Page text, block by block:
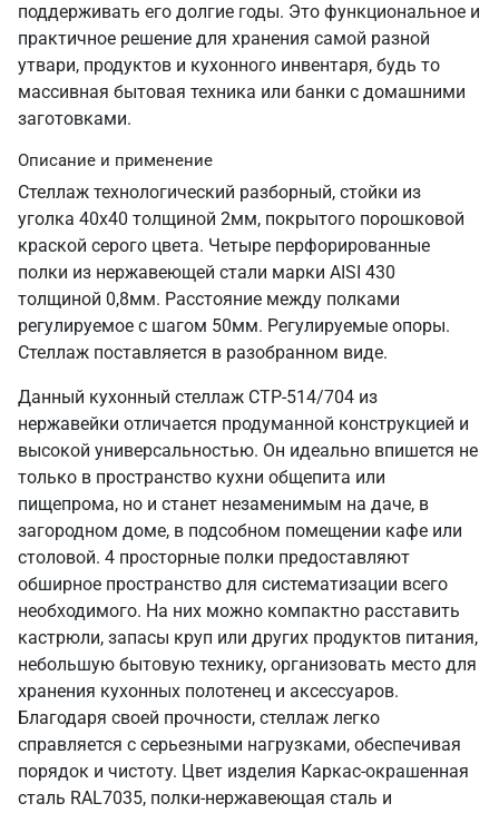
поддерживать его долгие годы. Это функциональное и
практичное решение для хранения самой разной
утвари, продуктов и кухонного инвентаря, будь то
массивная бытовая техника или банки с домашними
заготовками.
Описание и применение
Стеллаж технологический разборный, стойки из
уголка 40х40 толщиной 2мм, покрытого порошковой
краской серого цвета. Четыре перфорированные
полки из нержавеющей стали марки AISI 430
толщиной 0,8мм. Расстояние между полками
регулируемое с шагом 50мм. Регулируемые опоры.
Стеллаж поставляется в разобранном виде.
Данный кухонный стеллаж СТР-514/704 из
нержавейки отличается продуманной конструкцией и
высокой универсальностью. Он идеально впишется не
только в пространство кухни общепита или
пищепрома, но и станет незаменимым на даче, в
загородном доме, в подсобном помещении кафе или
столовой. 4 просторные полки предоставляют
обширное пространство для систематизации всего
необходимого. На них можно компактно расставить
кастрюли, запасы круп или других продуктов питания,
небольшую бытовую технику, организовать место для
хранения кухонных полотенец и аксессуаров.
Благодаря своей прочности, стеллаж легко
справляется с серьезными нагрузками, обеспечивая
порядок и чистоту. Цвет изделия Каркас-окрашенная
сталь RAL7035, полки-нержавеющая сталь и